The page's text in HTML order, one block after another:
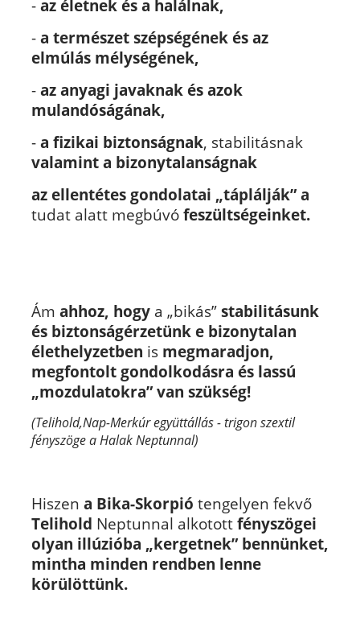
- az életnek és a halálnak,
- a természet szépségének és az
elmúlás mélységének,
- az anyagi javaknak és azok
mulandóságának,
- a fizikai biztonságnak, stabilitásnak
valamint a bizonytalanságnak
az ellentétes gondolatai „táplálják” a
tudat alatt megbúvó feszültségeinket.
Ám ahhoz, hogy a „bikás”stabilitásunk
és biztonságérzetünk e bizonytalan
élethelyzetben ismegmaradjon,
megfontolt gondolkodásra és lassú
„mozdulatokra” van szükség!
(Telihold,Nap-Merkúr együttállás - trigon szextil
fényszöge a Halak Neptunnal)
Hiszen a Bika-Skorpió tengelyen fekvő
Telihold Neptunnal alkotott fényszögei
olyan illúzióba „kergetnek” bennünket,
mintha minden rendben lenne
körülöttünk.